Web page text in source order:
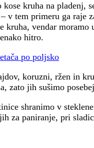
kose kruha na pladenj,
v tem primeru ga raje
kruha, vendar moramo
hitro.
po poljsko
koruzni, ržen in
zato jih sušimo
shranimo v
za paniranje, pri